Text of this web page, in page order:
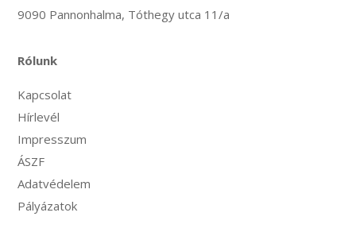
9090 Pannonhalma, Tóthegy utca 11/a
Rólunk
Kapcsolat
Hírlevél
Impresszum
ÁSZF
Adatvédelem
Pályázatok